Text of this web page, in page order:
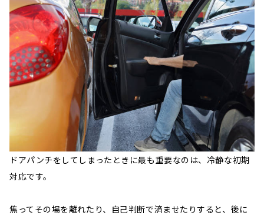
ドアパンチをしてしまったときに最も重要なのは、冷静な初期
対応です。
焦ってその場を離れたり、自己判断で済ませたりすると、後に